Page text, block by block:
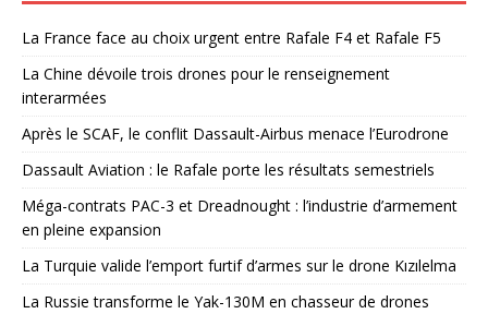
La France face au choix urgent entre Rafale F4 et Rafale F5
La Chine dévoile trois drones pour le renseignement
interarmées
Après le SCAF, le conflit Dassault-Airbus menace l’Eurodrone
Dassault Aviation : le Rafale porte les résultats semestriels
Méga-contrats PAC-3 et Dreadnought : l’industrie d’armement
en pleine expansion
La Turquie valide l’emport furtif d’armes sur le drone Kızılelma
La Russie transforme le Yak-130M en chasseur de drones